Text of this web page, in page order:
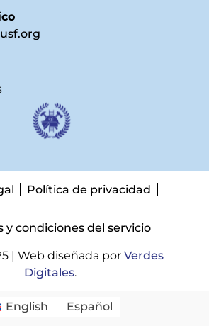
Política de privacidad
y condiciones del servicio
| Web diseñada por Verdes
Digitales.
English Español